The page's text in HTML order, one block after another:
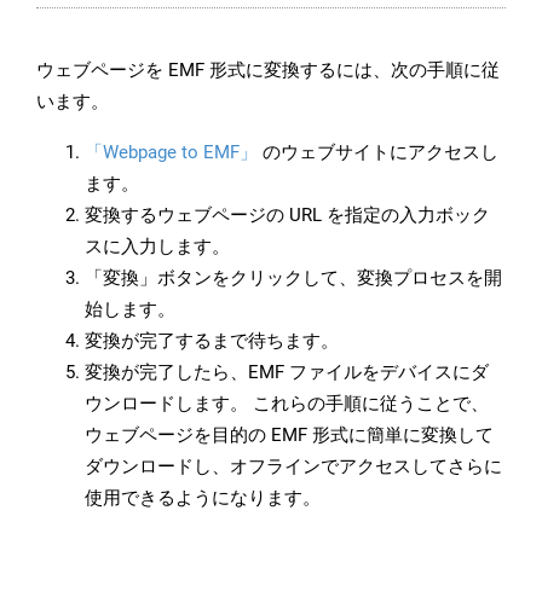
ウェブページを EMF 形式に変換するには、次の手順に従
います。
「Webpage to EMF」
のウェブサイトにアクセスし
ます。
変換するウェブページの URL を指定の入力ボック
スに入力します。
「変換」ボタンをクリックして、変換プロセスを開
始します。
変換が完了するまで待ちます。
変換が完了したら、EMF ファイルをデバイスにダ
ウンロードします。 これらの手順に従うことで、
ウェブページを目的の EMF 形式に簡単に変換して
ダウンロードし、オフラインでアクセスしてさらに
使用できるようになります。